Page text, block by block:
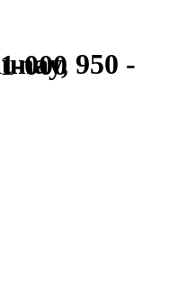
84051-000